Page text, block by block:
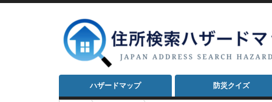
ハザードマップ 防災クイズ